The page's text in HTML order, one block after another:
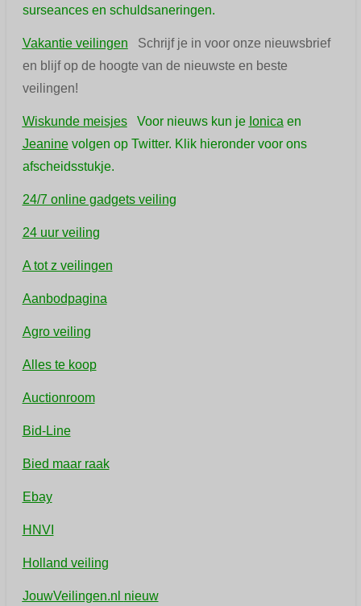
surseances en schuldsaneringen.
Vakantie veilingen Schrijf je in voor onze nieuwsbrief
en blijf op de hoogte van de nieuwste en beste
veilingen!
Wiskunde meisjesVoor nieuws kun je Ionica en
Jeaninevolgen op Twitter. Klik hieronder voor ons
afscheidsstukje.
24/7 online gadgets veiling
24 uur veiling
A tot z veilingen
Aanbodpagina
Agro veiling
Alles te koop
Auctionroom
Bid-Line
Bied maar raak
Ebay
HNVI
Holland veiling
JouwVeilingen.nl nieuw